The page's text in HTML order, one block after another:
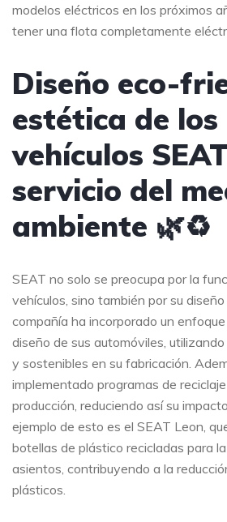
modelos eléctricos en los próximos
tener una flota completamente
Diseño eco-
estética de los
vehículos
servicio del
ambiente 🌿♻️
SEAT no solo se preocupa por la
vehículos, sino también por su
compañía ha incorporado un
diseño de sus automóviles,
y sostenibles en su fabricación.
implementado programas de
producción, reduciendo así su
ejemplo de esto es el SEAT Leon,
botellas de plástico recicladas para
asientos, contribuyendo a la
plásticos.